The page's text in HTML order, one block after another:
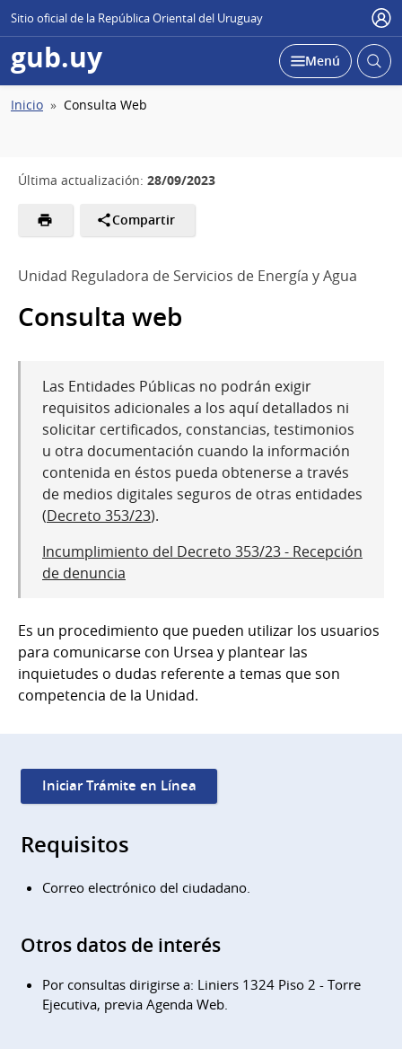
Sitio oficial de la República Oriental del Uruguay
gub.uy Desplegar
Menú Abrir
Ruta
Inicio Consulta Web
Última actualización: 28/09/2023
Compartir
Unidad Reguladora de Servicios de Energía y Agua
Consulta web
Las Entidades Públicas no podrán exigir
requisitos adicionales a los aquí detallados ni
solicitar certificados, constancias, testimonios
u otra documentación cuando la información
contenida en éstos pueda obtenerse a través
de medios digitales seguros de otras entidades
(Decreto 353/23).
Incumplimiento del Decreto 353/23 - Recepción
de denuncia
Es un procedimiento que pueden utilizar los usuarios
para comunicarse con Ursea y plantear las
inquietudes o dudas referente a temas que son
competencia de la Unidad.
Iniciar Trámite en Línea
Requisitos
Correo electrónico del ciudadano.
Otros datos de interés
Por consultas dirigirse a: Liniers 1324 Piso 2 - Torre
Ejecutiva, previa Agenda Web.